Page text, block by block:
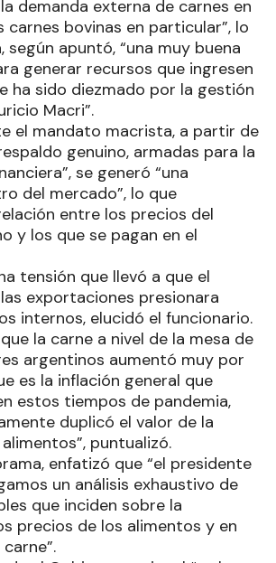
demanda externa de carnes en
carnes bovinas en particular”, lo
según apuntó, “una muy buena
generar recursos que ingresen
ha sido diezmado por la gestión
Macri”.
el mandato macrista, a partir de
genuino, armadas para la
se generó “una
del mercado”, lo que
entre los precios del
y los que se pagan en el
tensión que llevó a que el
exportaciones presionara
internos, elucidó el funcionario.
la carne a nivel de la mesa de
argentinos aumentó muy por
es la inflación general que
estos tiempos de pandemia,
duplicó el valor de la
puntualizó.
enfatizó que “el presidente
un análisis exhaustivo de
que inciden sobre la
precios de los alimentos y en